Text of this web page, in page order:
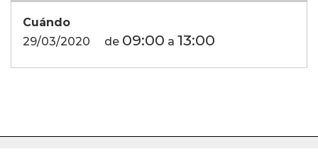
Cuándo
29/03/2020
de 09:00 a 13:00